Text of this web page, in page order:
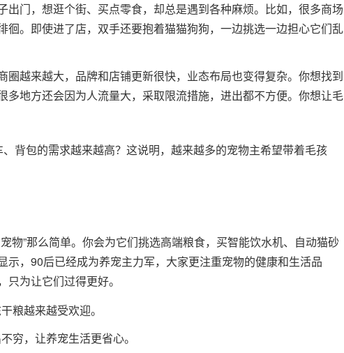
出门，想逛个街、买点零食，却总是遇到各种麻烦。比如，很多商场
徊。即使进了店，双手还要抱着猫猫狗狗，一边挑选一边担心它们乱
圈越来越大，品牌和店铺更新很快，业态布局也变得复杂。你想找到
多地方还会因为人流量大，采取限流措施，进出都不方便。你想让毛
、背包的需求越来越高？这说明，越来越多的宠物主希望带着毛孩
物”那么简单。你会为它们挑选高端粮食，买智能饮水机、自动猫砂
示，90后已经成为养宠主力军，大家更注重宠物的健康和生活品
为让它们过得更好。
粮越来越受欢迎。
穷，让养宠生活更省心。